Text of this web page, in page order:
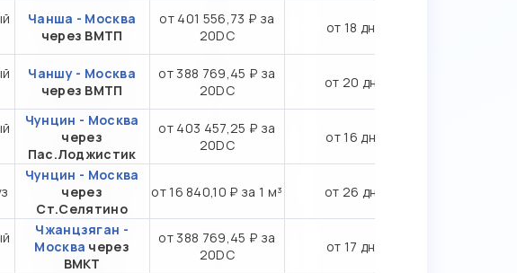
Чанша - Москва
через ВМТП
от 401 556,73 ₽ за
20DC
от 18 дн.
Чаншу - Москва
через ВМТП
от 388 769,45 ₽ за
20DC
от 20 дн.
Чунцин - Москва
через
Пас.Лоджистик
от 403 457,25 ₽ за
20DC
от 16 дн.
Чунцин - Москва
через
Ст.Селятино
от 16 840,10 ₽ за 1 м³ от 26 дн.
Чжанцзяган -
Москва через
ВМКТ
от 388 769,45 ₽ за
20DC
от 17 дн.